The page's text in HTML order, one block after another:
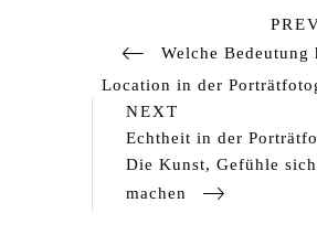
Welche Bedeutung
Location in der
Next
Post
NEXT
Echtheit in der
Die Kunst, Gefühle
machen